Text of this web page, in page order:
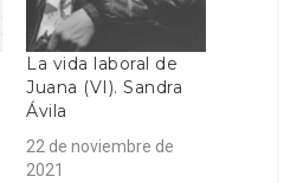
La vida laboral de
Juana (VI). Sandra
Ávila
22 de noviembre de
2021